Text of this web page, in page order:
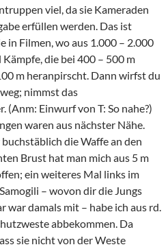
viel, da sie Kameraden
erfüllen werden. Das ist
in Filmen, wo aus 1.000 – 2.000
die bei 400 – 500 m
m heranpirscht. Dann wirfst du
nimmst das
(Anm: Einwurf von T: So nahe?)
waren aus nächster Nähe.
die Waffe an den
Brust hat man mich aus 5 m
ein weiteres Mal links im
– wovon dir die Jungs
war damals mit – habe ich aus rd.
abbekommen. Da
sie nicht von der Weste